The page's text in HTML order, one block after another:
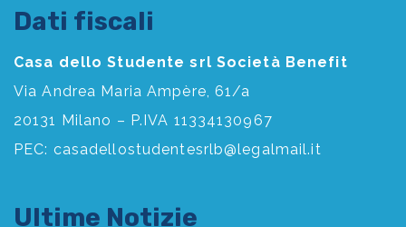
Dati fiscali
Casa dello Studente srl Società Benefit
Via Andrea Maria Ampère, 61/a
20131 Milano – P.IVA 11334130967
PEC: casadellostudentesrlb@legalmail.it
Ultime Notizie